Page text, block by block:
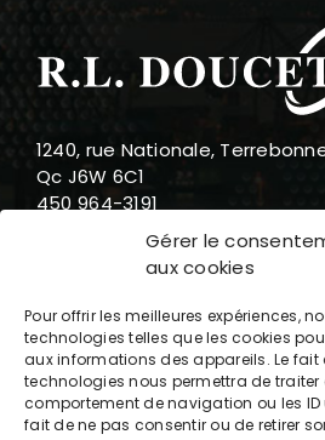
Gérer le
aux cookies
Pour offrir les meilleures expériences,
technologies telles que les cookies
aux informations des appareils. Le fait
technologies nous permettra de traiter
comportement de navigation ou les ID
fait de ne pas consentir ou de retirer
1240, rue Nationale,
Qc J6W 6C1
450 964-3191
888 919-3191
info@rldoucet.qc.ca
Heures d’ouverture